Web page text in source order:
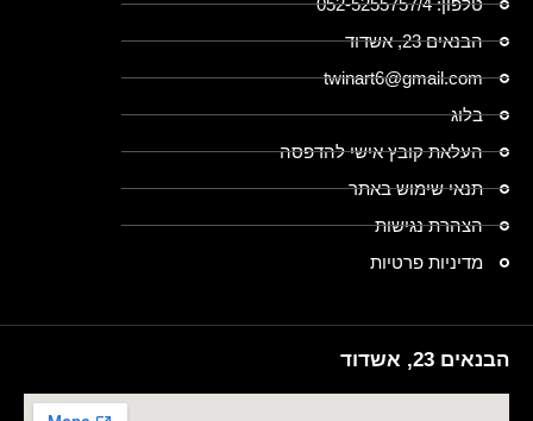
טלפון: 052-5255757/4
הבנאים 23, אשדוד
twinart6@gmail.com
בלוג
העלאת קובץ אישי להדפסה
תנאי שימוש באתר
הצהרת נגישות
מדיניות פרטיות
הבנאים 23, אשדוד